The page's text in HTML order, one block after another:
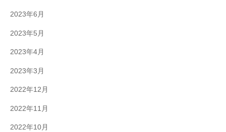
2023年6月
2023年5月
2023年4月
2023年3月
2022年12月
2022年11月
2022年10月